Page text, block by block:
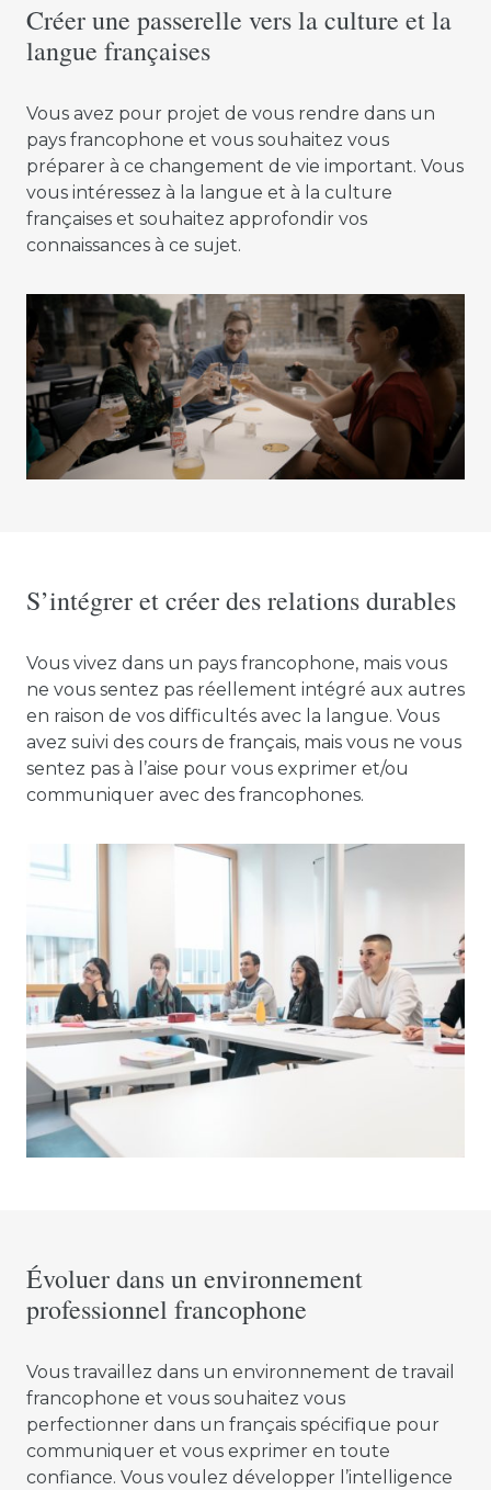
Créer une passerelle vers la culture et la
langue françaises
Vous avez pour projet de vous rendre dans un
pays francophone et vous souhaitez vous
préparer à ce changement de vie important. Vous
vous intéressez à la langue et à la culture
françaises et souhaitez approfondir vos
connaissances à ce sujet.
S’intégrer et créer des relations durables
Vous vivez dans un pays francophone, mais vous
ne vous sentez pas réellement intégré aux autres
en raison de vos difficultés avec la langue. Vous
avez suivi des cours de français, mais vous ne vous
sentez pas à l’aise pour vous exprimer et/ou
communiquer avec des francophones.
Évoluer dans un environnement
professionnel francophone
Vous travaillez dans un environnement de travail
francophone et vous souhaitez vous
perfectionner dans un français spécifique pour
communiquer et vous exprimer en toute
confiance. Vous voulez développer l’intelligence